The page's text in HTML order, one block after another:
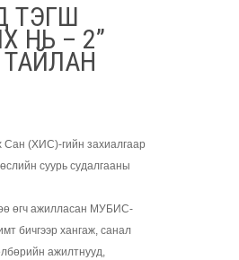
ТЭГШ
НЬ – 2”
Сан (ХИС)-гийн захиалгаар
суурь судалгааны
өгч ажилласан МУБИС-
бичгээр хангаж, санал
ажилтнууд,